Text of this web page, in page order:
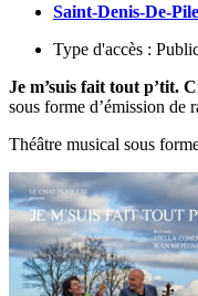
Saint-Denis-De-Pile
Type d'accès :
Je m’suis fait tout p’tit.
sous forme d’émission de
Théâtre musical sous